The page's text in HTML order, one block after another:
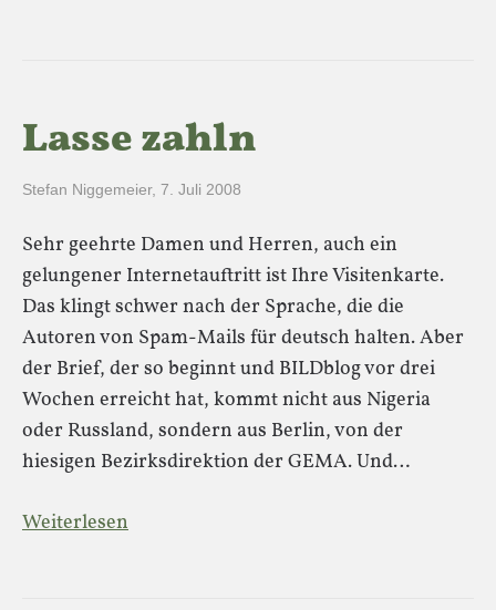
Lasse zahln
Stefan Niggemeier, 7. Juli 2008
Sehr geehrte Damen und Herren, auch ein
gelungener Internetauftritt ist Ihre Visitenkarte.
Das klingt schwer nach der Sprache, die die
Autoren von Spam-Mails für deutsch halten. Aber
der Brief, der so beginnt und BILDblog vor drei
Wochen erreicht hat, kommt nicht aus Nigeria
oder Russland, sondern aus Berlin, von der
hiesigen Bezirksdirektion der GEMA. Und…
Weiterlesen